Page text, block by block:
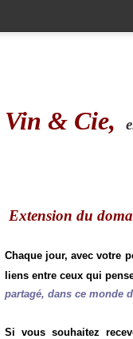
Vin & Cie,
Extension du
Chaque jour, avec votre
liens entre ceux qui
partagé, dans ce monde
Si vous souhaitez